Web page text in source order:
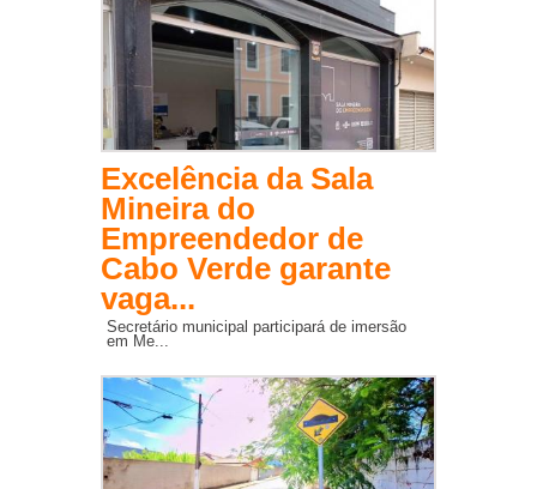
Excelência da Sala
Mineira do
Empreendedor de
Cabo Verde garante
vaga...
Secretário municipal participará de imersão
em Me...